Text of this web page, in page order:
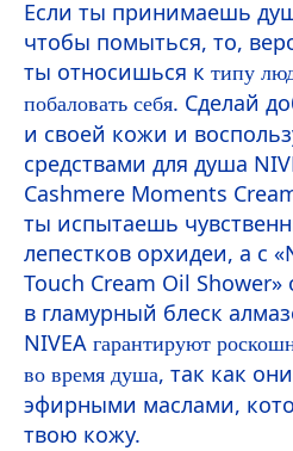
Если ты принимаешь
чтобы помыться, то,
ты относишься к типу
побаловать себя. Сделай
и своей кожи и
средствами для душа
Cashmere Moments
ты испытаешь
лепестков орхидеи, а с «
Touch Cream Oil Shower»
в гламурный блеск
NIVEA гарантируют
во время душа, так как
эфирными маслами,
твою кожу.